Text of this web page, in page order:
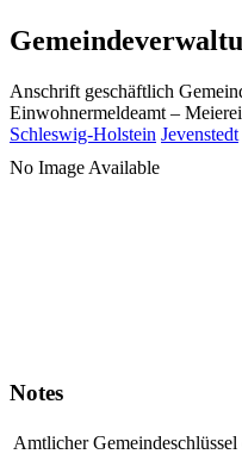
Anschrift geschäftlich
Einwohnermeldeamt –
Schleswig-Holstein Jevenstedt
No Image Available
Notes
Amtlicher